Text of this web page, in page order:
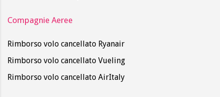
Compagnie Aeree
Rimborso volo cancellato Ryanair
Rimborso volo cancellato Vueling
Rimborso volo cancellato AirItaly